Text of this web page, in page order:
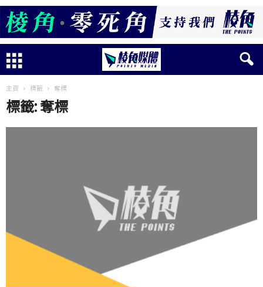
主頁 標籤 奪標
標籤: 奪標